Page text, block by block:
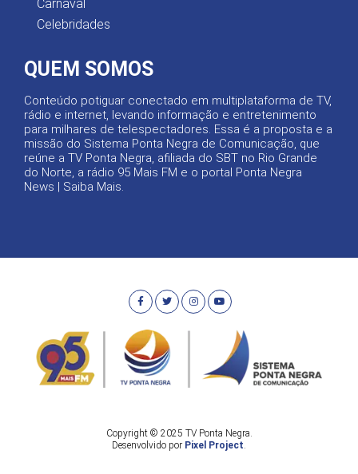
Carnaval
Celebridades
QUEM SOMOS
Conteúdo potiguar conectado em multiplataforma de TV,
rádio e internet, levando informação e entretenimento
para milhares de telespectadores. Essa é a proposta e a
missão do Sistema Ponta Negra de Comunicação, que
reúne a TV Ponta Negra, afiliada do SBT no Rio Grande
do Norte, a rádio 95 Mais FM e o portal Ponta Negra
News | Saiba Mais.
Copyright © 2025 TV Ponta Negra.
Desenvolvido por Pixel Project.